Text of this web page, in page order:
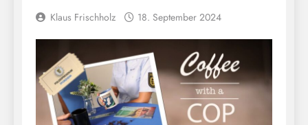
Klaus Frischholz 18. September 2024